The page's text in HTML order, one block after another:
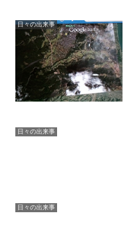
日々の出来事
日々の出来事
日々の出来事